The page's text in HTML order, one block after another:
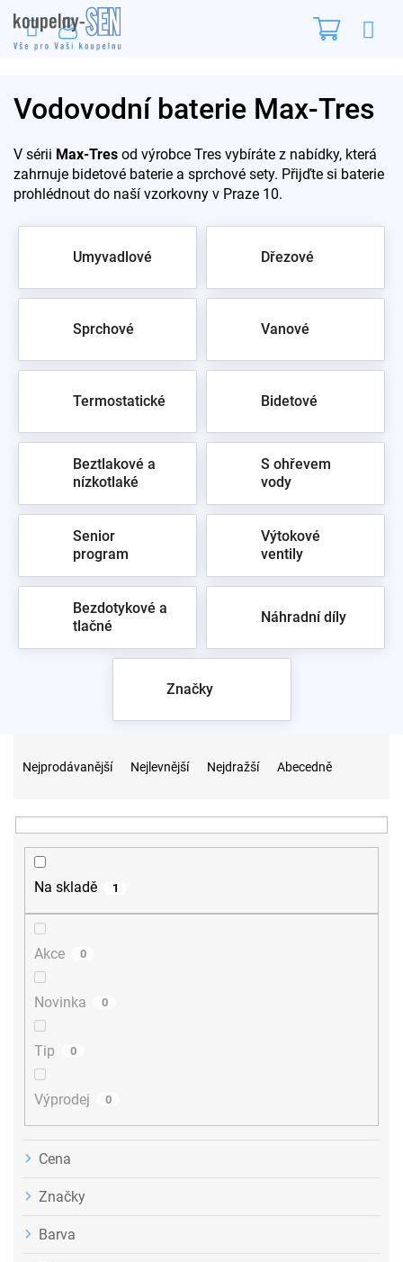
na
obsah
Vodovodní baterie Max-Tres
V sérii Max-Tres od výrobce Tres vybíráte z nabídky, která
zahrnuje bidetové baterie a sprchové sety. Přijďte si baterie
prohlédnout do naší vzorkovny v Praze 10.
Umyvadlové Dřezové
Sprchové Vanové
Termostatické Bidetové
Beztlakové a
nízkotlaké
S ohřevem
vody
Senior
program
Výtokové
ventily
Bezdotykové a
tlačné
Náhradní díly
Značky
n
Nejprodávanější Nejlevnější Nejdražší Abecedně
Na skladě 1
Akce 0
Novinka 0
Tip 0
Výprodej 0
Cena
Značky
Barva